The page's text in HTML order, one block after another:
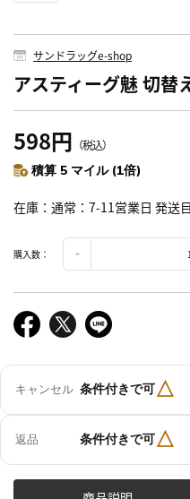
サンドラッグe-shop
アスティーグ魅 切替
598円 （税込）
積算 5 マイル (1倍)
在庫 通常：7-11営業日 発送
購入数：
キャンセル 条件付きで可△
返品 条件付きで可△